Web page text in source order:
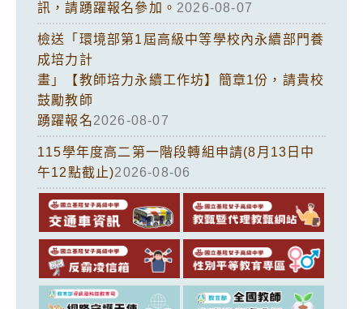
訊，請踴躍報名參加。 2026-08-07
檢送「環境部第1屆高級中等學校內永續部門養
成培力計
畫」【教師培力永續工作坊】簡章1份，請貴校
鼓勵教師
踴躍報名2026-08-07
115學年度高二第一階段轉組申請(8月13日中
午12點截止)2026-08-06